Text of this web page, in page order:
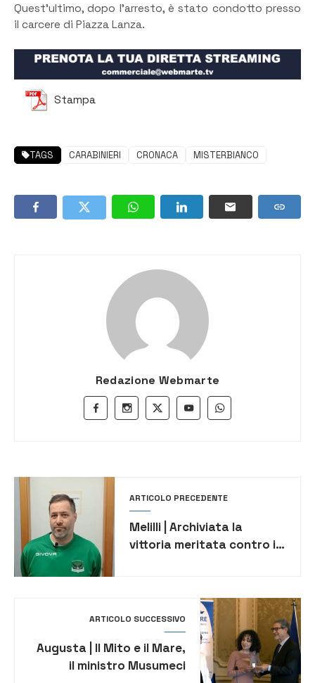
Quest’ultimo, dopo l’arresto, è stato condotto presso
il carcere di Piazza Lanza.
Stampa
TAGS CARABINIERI CRONACA MISTERBIANCO
Redazione Webmarte
ARTICOLO PRECEDENTE
Melilli | Archiviata la
vittoria meritata contro il
ARTICOLO SUCCESSIVO
Augusta | Il Mito e il Mare,
il ministro Musumeci